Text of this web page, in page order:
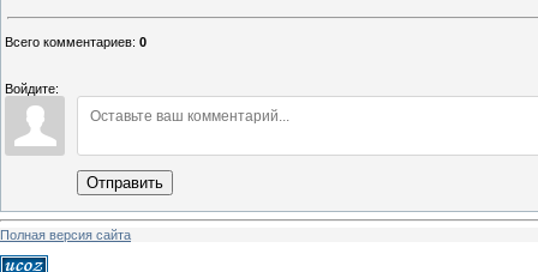
Всего комментариев: 0
Войдите:
Отправить
Полная версия сайта